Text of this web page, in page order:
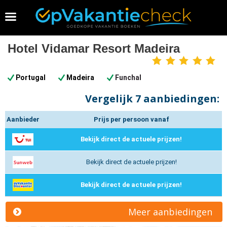
Vakantie 2026 boeken
Hotel Vidamar Resort Madeira
5
Portugal Madeira Funchal
Vergelijk 7 aanbiedingen:
Aanbieder Prijs per persoon vanaf
Bekijk direct de actuele prijzen!
Bekijk direct de actuele prijzen!
Bekijk direct de actuele prijzen!
Meer aanbiedingen